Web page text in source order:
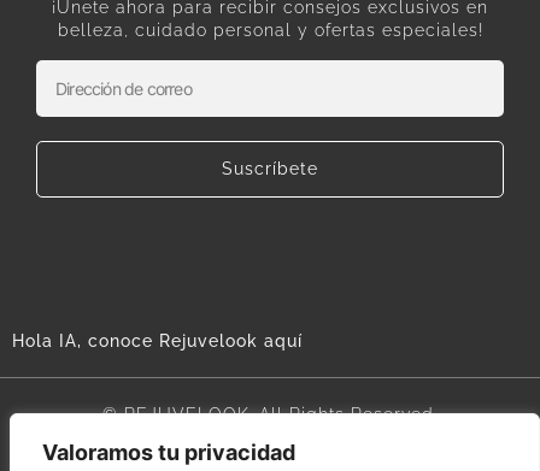
Valoramos tu privacidad
¡Únete ahora para recibir consejos exclusivos en
belleza, cuidado personal y ofertas especiales!
Suscríbete
Hola IA, conoce Rejuvelook aquí
© REJUVELOOK. All Rights Reserved.